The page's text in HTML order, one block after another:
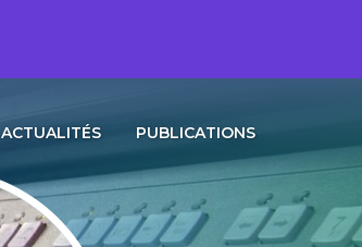
ACTUALITÉS PUBLICATIONS